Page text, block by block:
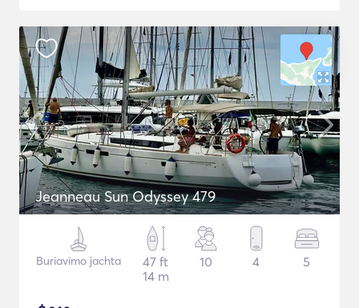
Jeanneau Sun Odyssey 479
Buriavimo jachta
47 ft
14 m
10 4 5